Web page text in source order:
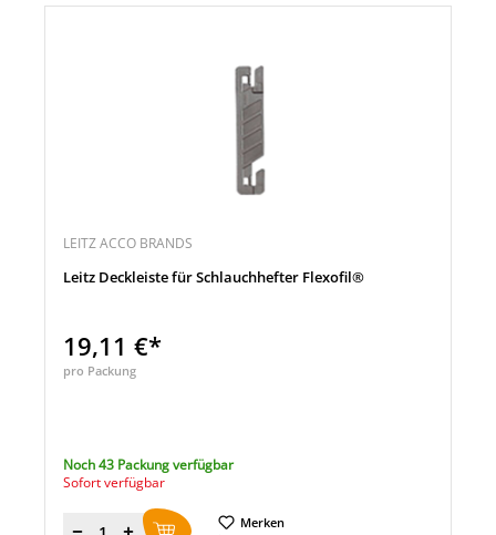
LEITZ ACCO BRANDS
Leitz Deckleiste für Schlauchhefter Flexofil®
19,11 €*
pro Packung
Noch 43 Packung verfügbar
Sofort verfügbar
Merken